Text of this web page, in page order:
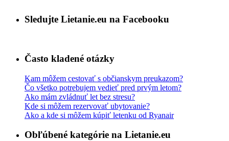
Sledujte Lietanie.eu na Facebooku
Často kladené otázky
Kam môžem cestovať s občianskym preukazom?
Čo všetko potrebujem vedieť pred prvým letom?
Ako mám zvládnuť let bez stresu?
Kde si môžem rezervovať ubytovanie?
Ako a kde si môžem kúpiť letenku od Ryanair
Obľúbené kategórie na Lietanie.eu